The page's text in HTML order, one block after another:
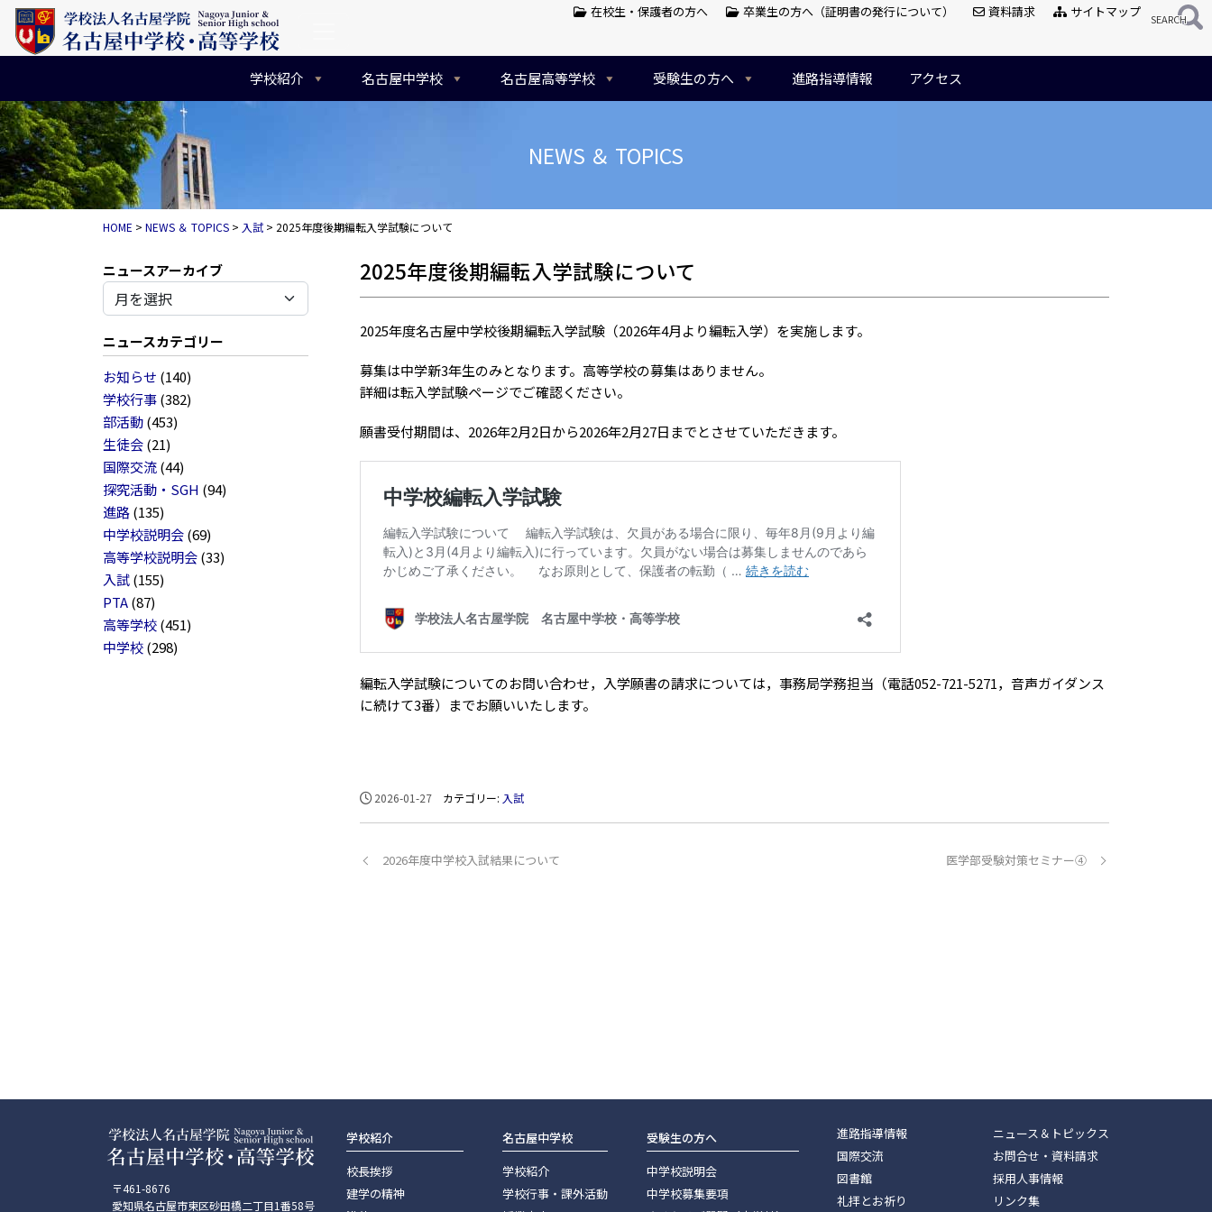
コンテンツへスキップ
メインナビゲーション
学校紹介 名古屋中学校 名古屋高等学校 受験生の方へ 進路指導情報 アクセス
在校生・保護者の方へ 卒業生の方へ（証明書の発行について） 資料請求 サイトマップ
NEWS ＆ TOPICS
HOME > NEWS ＆ TOPICS > 入試 > 2025年度後期編転入学試験について
アーカイブ
ニュースカテゴリー
お知らせ (140)
学校行事(382)
部活動(453)
生徒会(21)
国際交流(44)
探究活動・SGH (94)
進路(135)
中学校説明会(69)
高等学校説明会(33)
入試(155)
PTA(87)
高等学校(451)
中学校(298)
2025年度後期編転入学試験について
2025年度名古屋中学校後期編転入学試験（2026年4月より編転入学）を実施します。
募集は中学新3年生のみとなります。高等学校の募集はありません。
詳細は転入学試験ページでご確認ください。
願書受付期間は、2026年2月2日から2026年2月27日までとさせていただきます。
編転入学試験についてのお問い合わせ，入学願書の請求については，事務局学務担当（電話052-721-5271，音声ガイダンス
に続けて3番）までお願いいたします。
2026-01-27 カテゴリー: 入試
2026年度中学校入試結果について 医学部受験対策セミナー④
〒461-8676
愛知県名古屋市東区砂田橋二丁目1番58号
学校紹介
校長挨拶
建学の精神
名古屋中学校
学校紹介
学校行事・課外活動
受験生の方へ
中学校説明会
中学校募集要項
進路指導情報
国際交流
図書館
礼拝とお祈り
ニュース＆トピックス
お問合せ・資料請求
採用人事情報
リンク集